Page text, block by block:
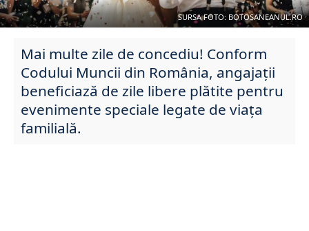
SURSA FOTO: BOTOSANEANUL.RO
Mai multe zile de concediu! Conform
Codului Muncii din România, angajații
beneficiază de zile libere plătite pentru
evenimente speciale legate de viața
familială.